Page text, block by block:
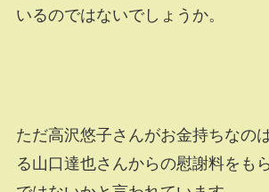
いるのではないでしょうか。
ただ高沢悠子さんがお金持ちなの
る山口達也さんからの慰謝料をも